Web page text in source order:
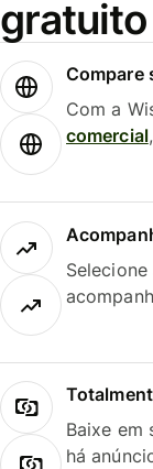
Compare
Com a
comercial
Baixe em
há